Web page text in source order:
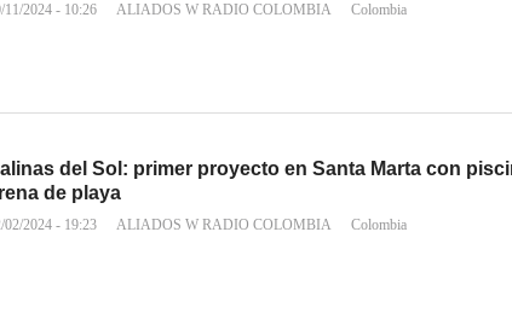
11/2024 - 10:26 ALIADOS W RADIO COLOMBIA Colombia
del Sol: primer proyecto en Santa Marta con
de playa
02/2024 - 19:23 ALIADOS W RADIO COLOMBIA Colombia